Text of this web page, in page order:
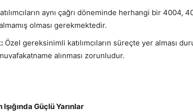
aynı çağrı döneminde herhangi bir 4004,
olması gerekmektedir.
Özel gereksinimli katılımcıların süreçte yer alması
alınması zorunludur.
Güçlü Yarınlar